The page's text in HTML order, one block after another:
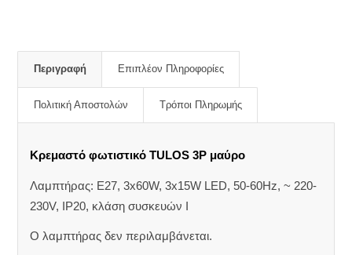
Περιγραφή Επιπλέον Πληροφορίες
Πολιτική Αποστολών Τρόποι Πληρωμής
Κρεμαστό φωτιστικό TULOS 3P μαύρο
Λαμπτήρας: E27, 3x60W, 3x15W LED, 50-60Hz, ~ 220-
230V, IP20, κλάση συσκευών Ι
Ο λαμπτήρας δεν περιλαμβάνεται.